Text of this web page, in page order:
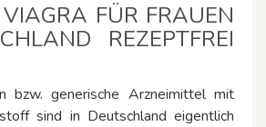
FÜR FRAUEN
REZEPTFREI
bzw. generische Arzneimittel mit
sind in Deutschland eigentlich